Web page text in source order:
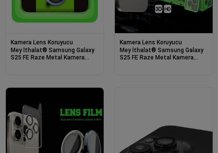
Kamera Lens Koruyucu
Mey İthalat® Samsung Galaxy
S25 FE Raze Metal Kamera
Kamera Lens Koruyucu
Mey İthalat® Samsung Galaxy
S25 FE Raze Metal Kamera